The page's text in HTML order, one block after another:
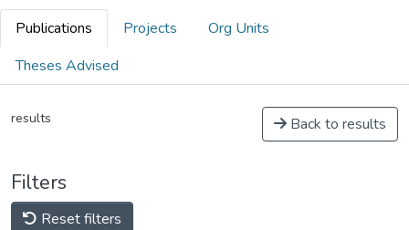
Publications Projects
Org Units
Theses Advised
results Back to results
Filters
Reset filters